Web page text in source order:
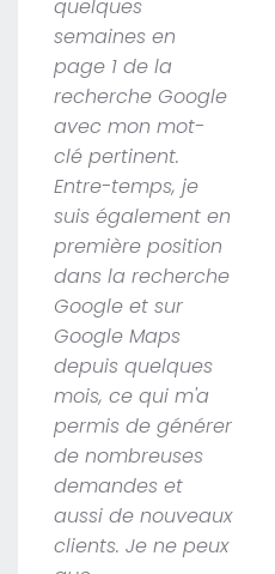
quelques
semaines en
page 1 de la
recherche Google
avec mon mot-
clé pertinent.
Entre-temps, je
suis également en
première position
dans la recherche
Google et sur
Google Maps
depuis quelques
mois, ce qui m'a
permis de générer
de nombreuses
demandes et
aussi de nouveaux
clients. Je ne peux